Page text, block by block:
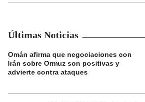
Últimas Noticias
Omán afirma que negociaciones con
Irán sobre Ormuz son positivas y
advierte contra ataques